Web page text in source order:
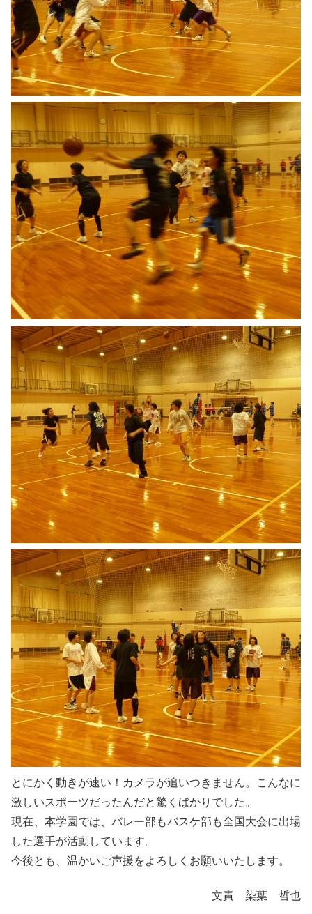
とにかく動きが速い！カメラが追いつきません。こんなに
激しいスポーツだったんだと驚くばかりでした。
現在、本学園では、バレー部もバスケ部も全国大会に出場
した選手が活動しています。
今後とも、温かいご声援をよろしくお願いいたします。
文責 染葉 哲也